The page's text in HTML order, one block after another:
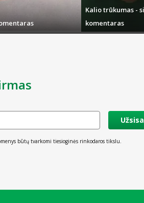
Kalio trūkumas -
komentaras
būtų tvarkomi tiesioginės rinkodaros tikslu.